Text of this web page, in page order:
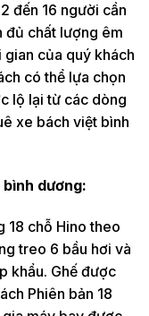
đến 16 người cần
đủ chất lượng êm
gian của quý khách
có thể lựa chọn
lộ lại từ các dòng
xe bách việt bình
bình dương:
18 chỗ Hino theo
treo 6 bầu hơi và
khẩu. Ghế được
Phiên bản 18